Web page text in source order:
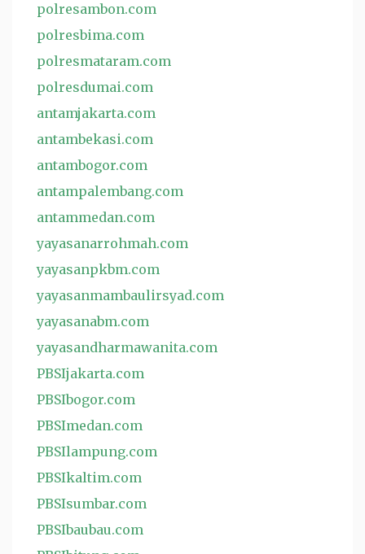
polresambon.com
polresbima.com
polresmataram.com
polresdumai.com
antamjakarta.com
antambekasi.com
antambogor.com
antampalembang.com
antammedan.com
yayasanarrohmah.com
yayasanpkbm.com
yayasanmambaulirsyad.com
yayasanabm.com
yayasandharmawanita.com
PBSIjakarta.com
PBSIbogor.com
PBSImedan.com
PBSIlampung.com
PBSIkaltim.com
PBSIsumbar.com
PBSIbaubau.com